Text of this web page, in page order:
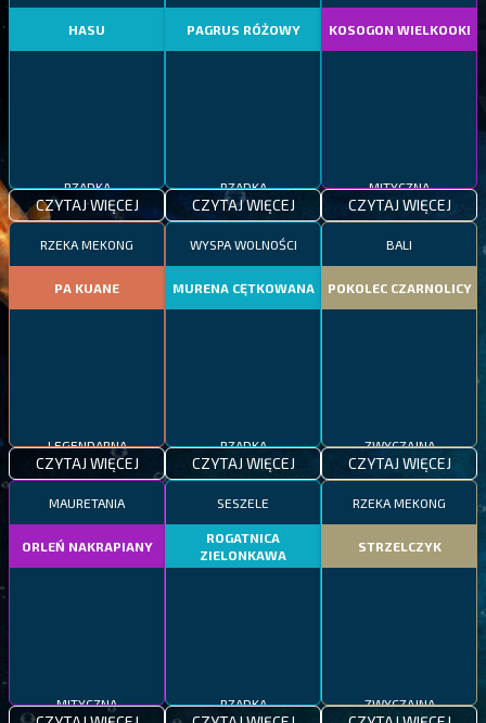
HASU
RZADKA
CZYTAJ WIĘCEJ
PAGRUS RÓŻOWY
RZADKA
CZYTAJ WIĘCEJ
KOSOGON WIELKOOKI
MITYCZNA
CZYTAJ WIĘCEJ
RZEKA MEKONG
PA KUANE
LEGENDARNA
CZYTAJ WIĘCEJ
WYSPA WOLNOŚCI
MURENA CĘTKOWANA
RZADKA
CZYTAJ WIĘCEJ
BALI
POKOLEC CZARNOLICY
ZWYCZAJNA
CZYTAJ WIĘCEJ
MAURETANIA
ORLEŃ NAKRAPIANY
MITYCZNA
SESZELE
ROGATNICA
ZIELONKAWA
RZADKA
RZEKA MEKONG
STRZELCZYK
ZWYCZAJNA